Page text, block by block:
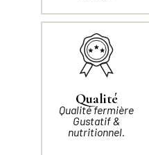
Qualité
Qualité fermière
Gustatif &
nutritionnel.